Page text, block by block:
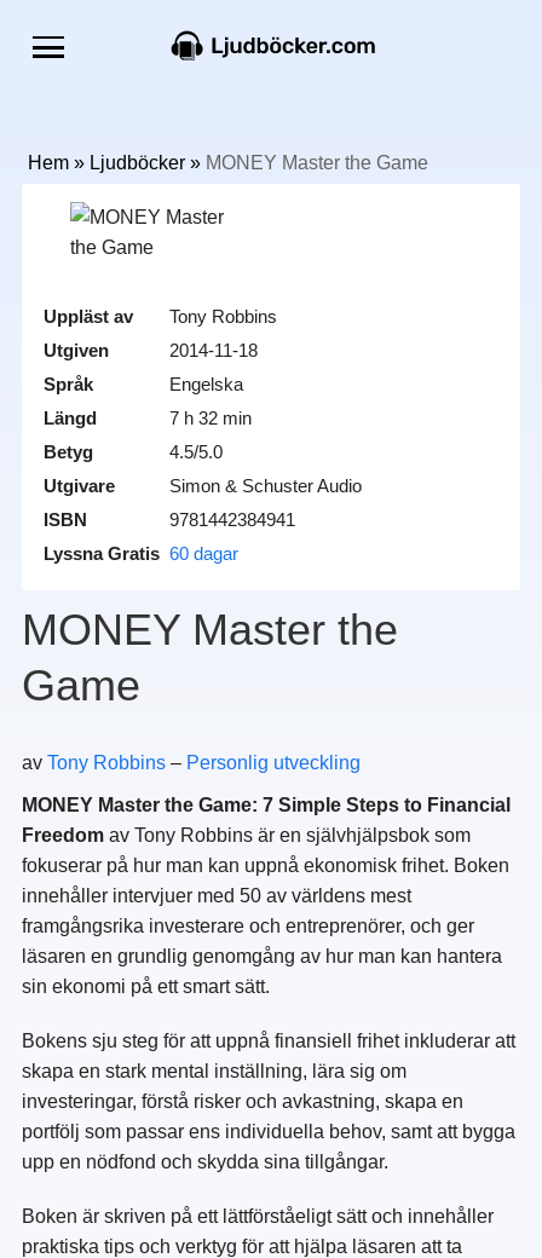
Hem» Ljudböcker» MONEY Master the Game
Uppläst av
Tony Robbins
Utgiven
2014-11-18
Språk
Engelska
Längd
7 h 32 min
Betyg
4.5/5.0
Utgivare
Simon & Schuster Audio
ISBN
9781442384941
Lyssna Gratis 60 dagar
MONEY Master the
Game
av Tony Robbins – Personlig utveckling
MONEY Master the Game: 7 Simple Steps to Financial
Freedomav Tony Robbins är en självhjälpsbok som
fokuserar på hur man kan uppnå ekonomisk frihet. Boken
innehåller intervjuer med 50 av världens mest
framgångsrika investerare och entreprenörer, och ger
läsaren en grundlig genomgång av hur man kan hantera
sin ekonomi på ett smart sätt.
Bokens sju steg för att uppnå finansiell frihet inkluderar att
skapa en stark mental inställning, lära sig om
investeringar, förstå risker och avkastning, skapa en
portfölj som passar ens individuella behov, samt att bygga
upp en nödfond och skydda sina tillgångar.
Boken är skriven på ett lättförståeligt sätt och innehåller
praktiska tips och verktyg för att hjälpa läsaren att ta